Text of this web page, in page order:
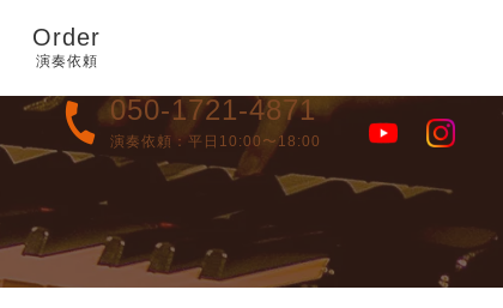
Order
演奏依頼
050-1721-4871
演奏依頼：平日10:00〜18:00